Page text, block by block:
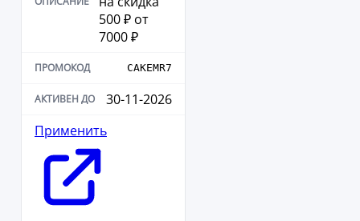
500 ₽ от
7000 ₽
CAKEMR7
30-11-2026
Применить